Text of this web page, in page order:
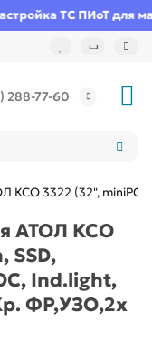
ТС ПИоТ для
288-77-60
КСО 3322 (32",
АТОЛ КСО
SSD,
Ind.light,
ФР,УЗО,2x